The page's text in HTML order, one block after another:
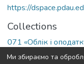
https://
Collections
071 «Облік і
Ми збираємо та